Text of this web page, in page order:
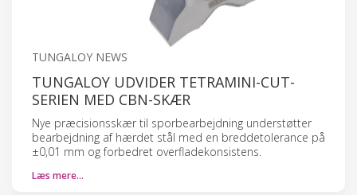
TUNGALOY NEWS
TUNGALOY UDVIDER TETRAMINI-CUT-
SERIEN MED CBN-SKÆR
Nye præcisionsskær til sporbearbejdning understøtter
bearbejdning af hærdet stål med en breddetolerance på
±0,01 mm og forbedret overfladekonsistens.
Læs mere…